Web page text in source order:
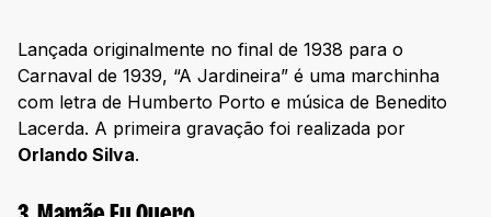
Lançada originalmente no final de 1938 para o
Carnaval de 1939, “A Jardineira” é uma marchinha
com letra de Humberto Porto e música de Benedito
Lacerda. A primeira gravação foi realizada por
Orlando Silva.